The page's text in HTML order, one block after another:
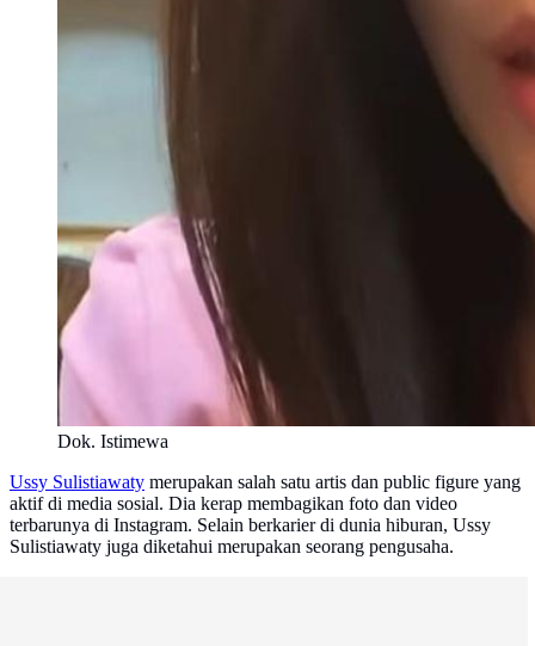
Dok. Istimewa
Ussy Sulistiawaty merupakan salah satu artis dan public figure yang
aktif di media sosial. Dia kerap membagikan foto dan video
terbarunya di Instagram. Selain berkarier di dunia hiburan, Ussy
Sulistiawaty juga diketahui merupakan seorang pengusaha.